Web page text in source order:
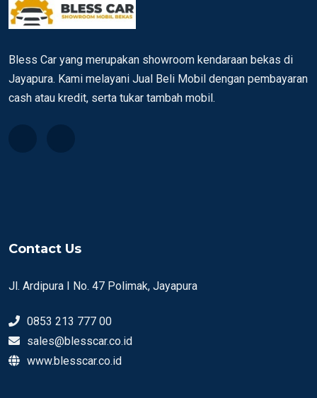
Bless Car yang merupakan showroom kendaraan bekas di
Jayapura. Kami melayani Jual Beli Mobil dengan pembayaran
cash atau kredit, serta tukar tambah mobil.
Contact Us
Jl. Ardipura I No. 47 Polimak, Jayapura
0853 213 777 00
sales@blesscar.co.id
www.blesscar.co.id